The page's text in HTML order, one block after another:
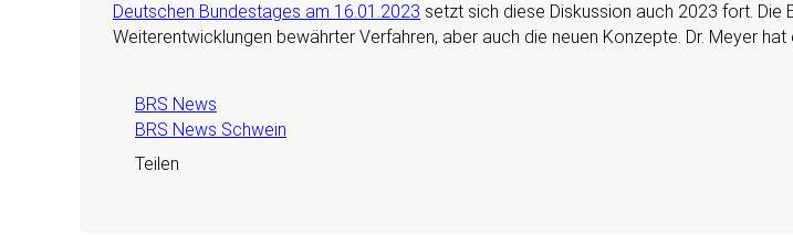
Deutschen Bundestages am 16.01.2023 setzt sich diese Diskussion auch 2023 fort. Die
Weiterentwicklungen bewährter Verfahren, aber auch die neuen Konzepte. Dr. Meyer hat
BRS News
BRS News Schwein
Teilen